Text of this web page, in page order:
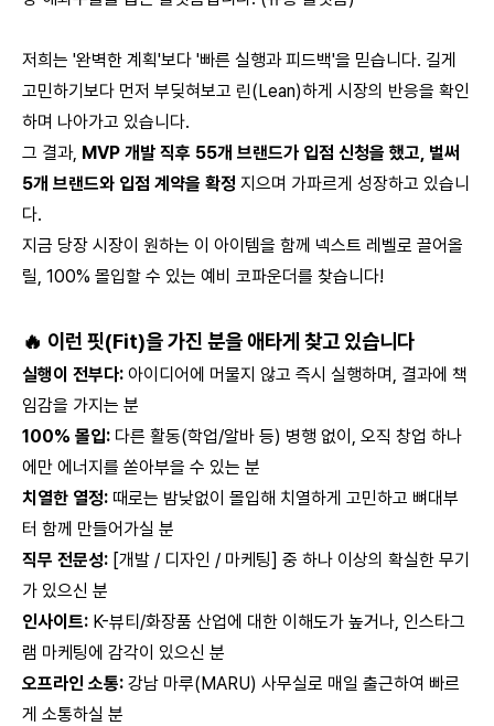
저희는 '완벽한 계획'보다 '빠른 실행과 피드백'을 믿습니다. 길게
고민하기보다 먼저 부딪혀보고 린(Lean)하게 시장의 반응을 확인
하며 나아가고 있습니다.
그 결과, MVP 개발 직후 55개 브랜드가 입점 신청을 했고, 벌써
5개 브랜드와 입점 계약을 확정 지으며 가파르게 성장하고 있습니
다.
지금 당장 시장이 원하는 이 아이템을 함께 넥스트 레벨로 끌어올
릴, 100% 몰입할 수 있는 예비 코파운더를 찾습니다!
🔥 이런 핏(Fit)을 가진 분을 애타게 찾고 있습니다
실행이 전부다: 아이디어에 머물지 않고 즉시 실행하며, 결과에 책
임감을 가지는 분
100% 몰입: 다른 활동(학업/알바 등) 병행 없이, 오직 창업 하나
에만 에너지를 쏟아부을 수 있는 분
치열한 열정: 때로는 밤낮없이 몰입해 치열하게 고민하고 뼈대부
터 함께 만들어가실 분
직무 전문성: [개발 / 디자인 / 마케팅] 중 하나 이상의 확실한 무기
가 있으신 분
인사이트: K-뷰티/화장품 산업에 대한 이해도가 높거나, 인스타그
램 마케팅에 감각이 있으신 분
오프라인 소통: 강남 마루(MARU) 사무실로 매일 출근하여 빠르
게 소통하실 분